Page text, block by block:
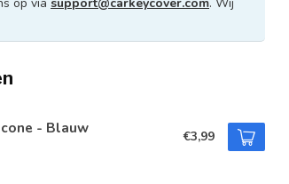
- Blauw €3,99